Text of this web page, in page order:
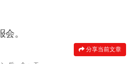
。
分享当前文章